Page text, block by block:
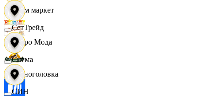
Хоум маркет
Цетро Мода
Черноголовка
СетТрейд
Сигма
СИН